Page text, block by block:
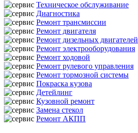
Техническое обслуживание
Диагностика
Ремонт трансмиссии
Ремонт двигателя
Ремонт дизельных двигателей
Ремонт электрооборудования
Ремонт ходовой
Ремонт рулевого управления
Ремонт тормозной системы
Покраска кузова
Детейлинг
Кузовной ремонт
Замена стекол
Ремонт АКПП